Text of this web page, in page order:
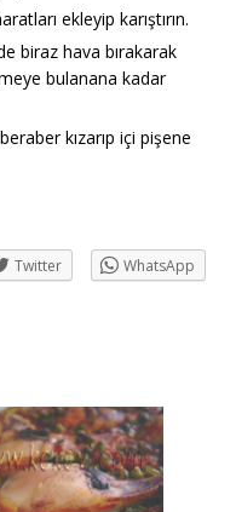
ekleyip karıştırın.
biraz hava bırakarak
bulanana kadar
kızarıp içi pişene
Twitter
WhatsApp